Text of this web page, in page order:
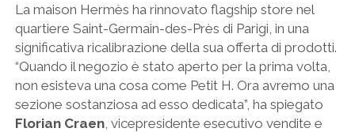
La maison Hermès ha rinnovato flagship store nel
quartiere Saint-Germain-des-Près di Parigi, in una
significativa ricalibrazione della sua offerta di prodotti.
“Quando il negozio è stato aperto per la prima volta,
non esisteva una cosa come Petit H. Ora avremo una
sezione sostanziosa ad esso dedicata”, ha spiegato
Florian Craen, vicepresidente esecutivo vendite e